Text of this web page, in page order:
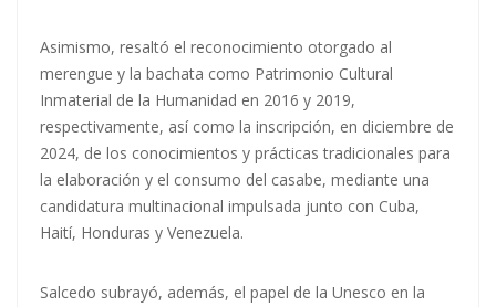
Asimismo, resaltó el reconocimiento otorgado al
merengue y la bachata como Patrimonio Cultural
Inmaterial de la Humanidad en 2016 y 2019,
respectivamente, así como la inscripción, en diciembre de
2024, de los conocimientos y prácticas tradicionales para
la elaboración y el consumo del casabe, mediante una
candidatura multinacional impulsada junto con Cuba,
Haití, Honduras y Venezuela.
Salcedo subrayó, además, el papel de la Unesco en la